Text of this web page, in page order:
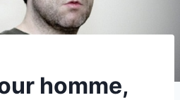
homme,